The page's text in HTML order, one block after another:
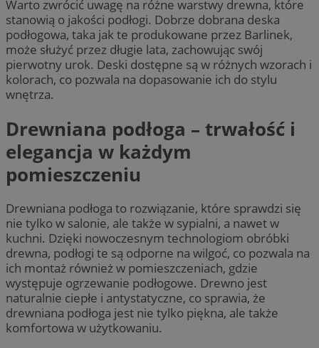
Warto zwrócić uwagę na różne warstwy drewna, które
stanowią o jakości podłogi. Dobrze dobrana deska
podłogowa, taka jak te produkowane przez Barlinek,
może służyć przez długie lata, zachowując swój
pierwotny urok. Deski dostępne są w różnych wzorach i
kolorach, co pozwala na dopasowanie ich do stylu
wnętrza.
Drewniana podłoga – trwałość i
elegancja w każdym
pomieszczeniu
Drewniana podłoga to rozwiązanie, które sprawdzi się
nie tylko w salonie, ale także w sypialni, a nawet w
kuchni. Dzięki nowoczesnym technologiom obróbki
drewna, podłogi te są odporne na wilgoć, co pozwala na
ich montaż również w pomieszczeniach, gdzie
występuje ogrzewanie podłogowe. Drewno jest
naturalnie ciepłe i antystatyczne, co sprawia, że
drewniana podłoga jest nie tylko piękna, ale także
komfortowa w użytkowaniu.